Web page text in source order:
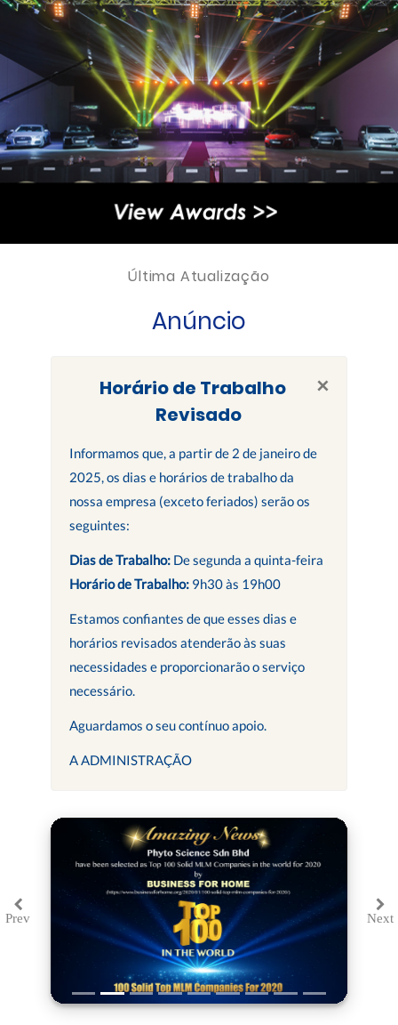
Última Atualização
Anúncio
×
Horário de Trabalho
Revisado
Informamos que, a partir de 2 de janeiro de
2025, os dias e horários de trabalho da
nossa empresa (exceto feriados) serão os
seguintes:
Dias de Trabalho:De segunda a quinta-feira
Horário de Trabalho: 9h30 às 19h00
Estamos confiantes de que esses dias e
horários revisados atenderão às suas
necessidades e proporcionarão o serviço
necessário.
Aguardamos o seu contínuo apoio.
A ADMINISTRAÇÃO
PrevPrevious Next